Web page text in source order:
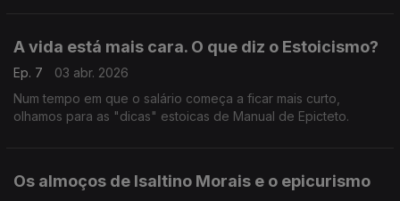
A vida está mais cara. O que diz o Estoicismo?
Ep. 7
03 abr. 2026
Num tempo em que o salário começa a ficar mais curto,
olhamos para as "dicas" estoicas de Manual de Epicteto.
Os almoços de Isaltino Morais e o epicurismo